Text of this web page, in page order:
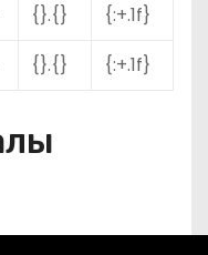
{}.{}
{:+.1f}
{}.{} {:+.1f}